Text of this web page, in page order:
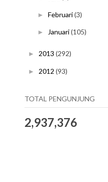
► Februari(3)
► Januari(105)
► 2013 (292)
► 2012 (93)
TOTAL PENGUNJUNG
2,937,376